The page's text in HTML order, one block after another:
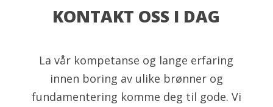
KONTAKT OSS I DAG
La vår kompetanse og lange erfaring
innen boring av ulike brønner og
fundamentering komme deg til gode. Vi